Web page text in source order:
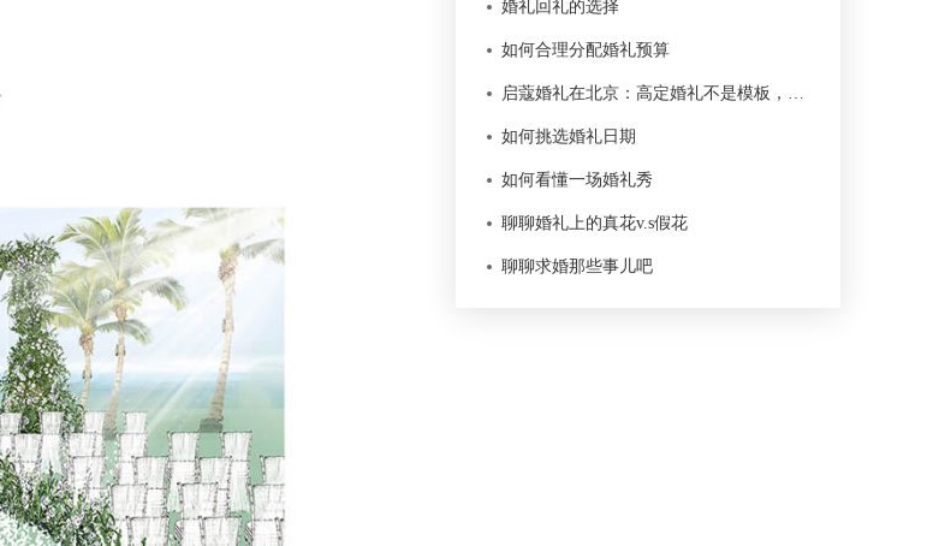
婚礼回礼的选择
如何合理分配婚礼预算
如何挑选婚礼日期
如何看懂一场婚礼秀
聊聊婚礼上的真花v.s假花
聊聊求婚那些事儿吧